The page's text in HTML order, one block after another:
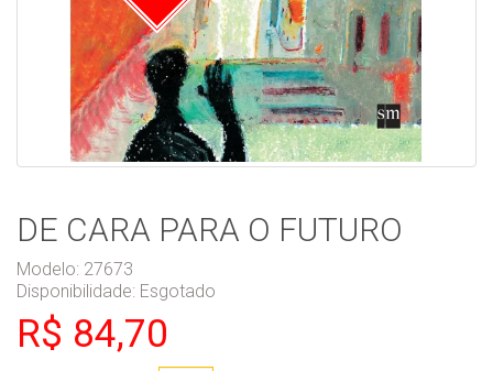
DE CARA PARA O FUTURO
Modelo: 27673
Disponibilidade: Esgotado
R$ 84,70